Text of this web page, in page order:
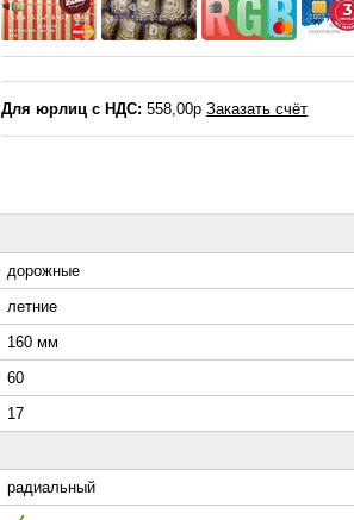
Для юрлиц с НДС: 558,00рЗаказать счёт
дорожные
летние
160 мм
60
17
радиальный